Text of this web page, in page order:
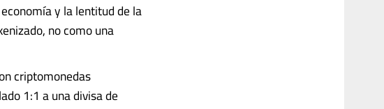
y la lentitud de la
no como una
criptomonedas
1:1 a una divisa de